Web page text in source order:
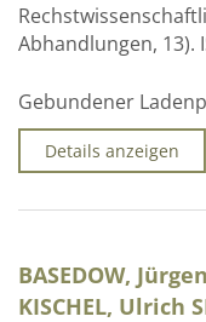
Abhandlungen, 13).
Gebundener
Details anzeigen
BASEDOW,
KISCHEL, Ulrich